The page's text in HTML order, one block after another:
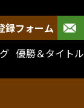
録フォーム
優勝＆タイトル